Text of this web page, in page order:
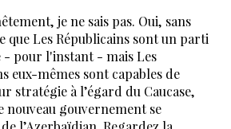
je ne sais pas. Oui, sans
que Les Républicains sont un parti
- pour l'instant - mais Les
eux-mêmes sont capables de
stratégie à l’égard du Caucase,
nouveau gouvernement se